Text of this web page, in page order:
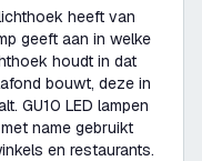
heeft van
geeft aan in welke
houdt in dat
bouwt, deze in
GU10 LED lampen
name gebruikt
en restaurants.